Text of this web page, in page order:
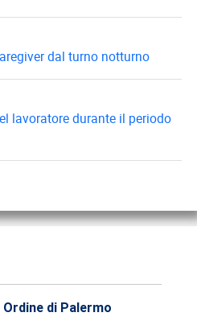
dal turno notturno
lavoratore durante il periodo
sul posto di lavoro
del committente privato
di Palermo